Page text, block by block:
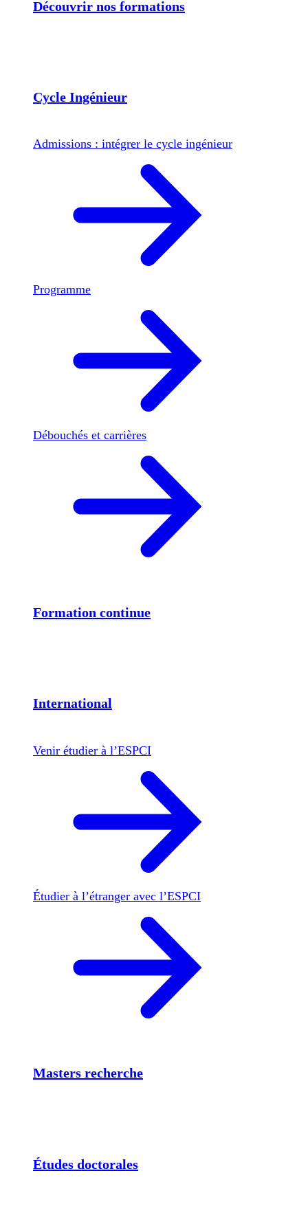
Découvrir nos formations
Cycle Ingénieur
Admissions : intégrer le cycle ingénieur
Programme
Débouchés et carrières
Formation continue
International
Venir étudier à l’ESPCI
Étudier à l’étranger avec l’ESPCI
Masters recherche
Études doctorales